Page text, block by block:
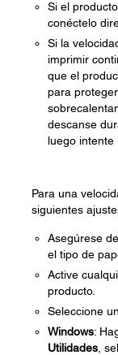
Si el
conéctelo
Si la
imprimir
que el
para
descanse
luego intente
Para una
siguientes
Asegúrese
el tipo de
Active
producto.
Seleccione
Windows:
Utilidades ,